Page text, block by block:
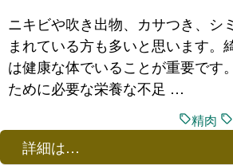
ニキビや吹き出物、カサつき、シ
まれている方も多いと思います。
は健康な体でいることが重要です
ために必要な栄養な不足 …
精肉
詳細は…